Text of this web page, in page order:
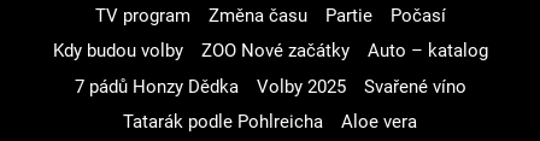
TV program
Změna času Partie
Počasí
Kdy budou volby
ZOO Nové začátky
Auto – katalog
7 pádů Honzy Dědka
Volby 2025
Svařené víno
Tatarák podle Pohlreicha
Aloe vera